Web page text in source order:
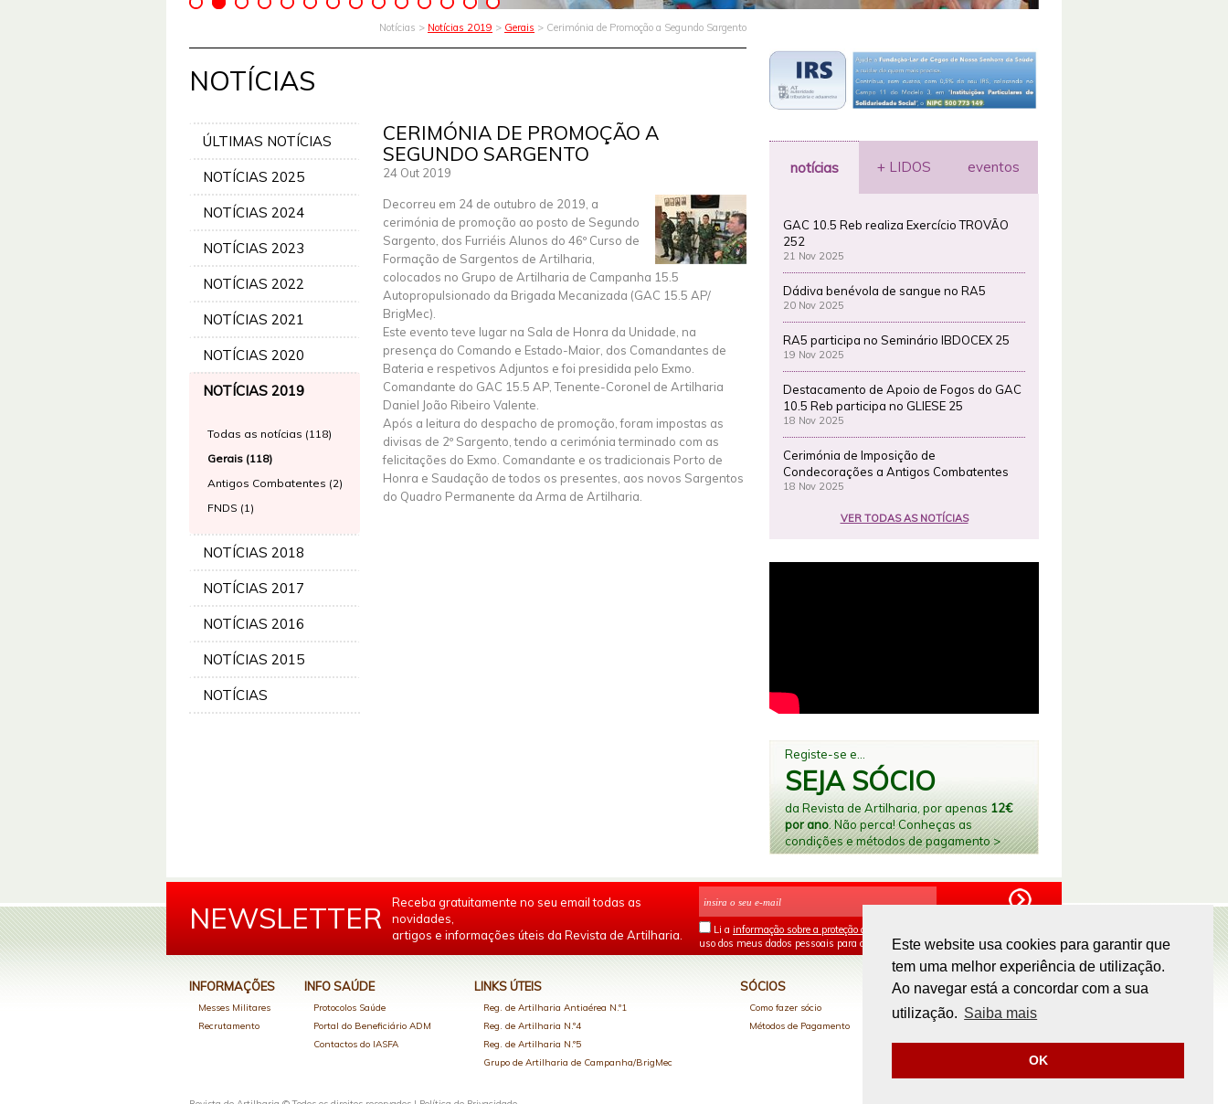
Este website usa cookies para garantir que
tem uma melhor experiência de utilização.
Ao navegar está a concordar com a sua
utilização. Saiba mais
OK
Notícias > Notícias 2019 > Gerais > Cerimónia de Promoção a Segundo Sargento
NOTÍCIAS
ÚLTIMAS NOTÍCIAS
NOTÍCIAS 2025
NOTÍCIAS 2024
NOTÍCIAS 2023
NOTÍCIAS 2022
NOTÍCIAS 2021
NOTÍCIAS 2020
NOTÍCIAS 2019
Todas as notícias (118)
Gerais (118)
Antigos Combatentes (2)
FNDS (1)
NOTÍCIAS 2018
NOTÍCIAS 2017
NOTÍCIAS 2016
NOTÍCIAS 2015
NOTÍCIAS
CERIMÓNIA DE PROMOÇÃO A
SEGUNDO SARGENTO
24 Out 2019
Decorreu em 24 de outubro de 2019, a
cerimónia de promoção ao posto de Segundo
Sargento, dos Furriéis Alunos do 46º Curso de
Formação de Sargentos de Artilharia,
colocados no Grupo de Artilharia de Campanha 15.5
Autopropulsionado da Brigada Mecanizada (GAC 15.5 AP/
BrigMec).
Este evento teve lugar na Sala de Honra da Unidade, na
presença do Comando e Estado-Maior, dos Comandantes de
Bateria e respetivos Adjuntos e foi presidida pelo Exmo.
Comandante do GAC 15.5 AP, Tenente-Coronel de Artilharia
Daniel João Ribeiro Valente.
Após a leitura do despacho de promoção, foram impostas as
divisas de 2º Sargento, tendo a cerimónia terminado com as
felicitações do Exmo. Comandante e os tradicionais Porto de
Honra e Saudação de todos os presentes, aos novos Sargentos
do Quadro Permanente da Arma de Artilharia.
notícias + LIDOS eventos
GAC 10.5 Reb realiza Exercício TROVÃO
252
21 Nov 2025
Dádiva benévola de sangue no RA5
20 Nov 2025
RA5 participa no Seminário IBDOCEX 25
19 Nov 2025
Destacamento de Apoio de Fogos do GAC
10.5 Reb participa no GLIESE 25
18 Nov 2025
Cerimónia de Imposição de
Condecorações a Antigos Combatentes
18 Nov 2025
VER TODAS AS NOTÍCIAS
Registe-se e...
SEJA SÓCIO
da Revista de Artilharia, por apenas 12€
por ano. Não perca! Conheças as
condições e métodos de pagamento >
NEWSLETTER
Receba gratuitamente no seu email todas as
novidades,
artigos e informações úteis da Revista de Artilharia.
Li a informação sobre a proteção de dados
uso dos meus dados pessoais para os fins mencionados.
INFORMAÇÕES
Messes Militares
Recrutamento
INFO SAÚDE
Protocolos Saúde
Portal do Beneficiário ADM
Contactos do IASFA
LINKS ÚTEIS
Reg. de Artilharia Antiaérea N.º1
Reg. de Artilharia N.º4
Reg. de Artilharia N.º5
Grupo de Artilharia de Campanha/BrigMec
SÓCIOS
Como fazer sócio
Métodos de Pagamento
PAGAMENTOS ONLINE